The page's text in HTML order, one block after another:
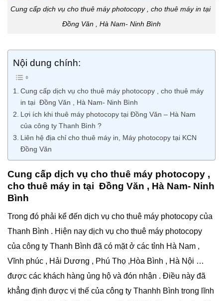
Cung cấp dịch vụ cho thuê máy photocopy , cho thuê máy in tại
Đồng Văn , Hà Nam- Ninh Bình
Nội dung chính:
Cung cấp dịch vụ cho thuê máy photocopy , cho thuê máy
in tại Đồng Văn , Hà Nam- Ninh Bình
Lợi ích khi thuê máy photocopy tại Đồng Văn – Hà Nam
của công ty Thanh Bình ?
Liên hệ địa chỉ cho thuê máy in, Máy photocopy tại KCN
Đồng Văn
Cung cấp dịch vụ cho thuê máy photocopy ,
cho thuê máy in tại Đồng Văn , Hà Nam- Ninh
Bình
Trong đó phải kể đến dịch vụ cho thuê máy photocopy của
Thanh Bình . Hiện nay dịch vụ cho thuê máy photocopy
của công ty Thanh Bình đã có mặt ở các tỉnh Hà Nam ,
Vĩnh phúc , Hải Dương , Phú Thọ ,Hòa Bình , Hà Nội …
được các khách hàng ủng hộ và đón nhận . Điều này đã
khẳng định được vị thế của công ty Thanhh Bình trong lĩnh